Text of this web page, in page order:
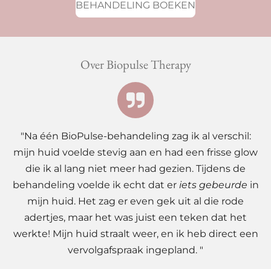
t
e
BEHANDELING BOEKEN
Over Biopulse Therapy
"Na één BioPulse-behandeling zag ik al verschil:
mijn huid voelde stevig aan en had een frisse glow
die ik al lang niet meer had gezien. Tijdens de
behandeling voelde ik echt dat er iets gebeurde in
mijn huid. Het zag er even gek uit al die rode
adertjes, maar het was juist een teken dat het
werkte! Mijn huid straalt weer, en ik heb direct een
vervolgafspraak ingepland. "